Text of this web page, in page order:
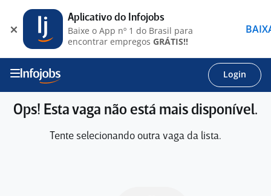
Login
Ops! Esta vaga não está mais disponível.
Tente selecionando outra vaga da lista.
Aplicativo do Infojobs
Baixe o App nº 1 do Brasil para
encontrar empregos GRÁTIS!!